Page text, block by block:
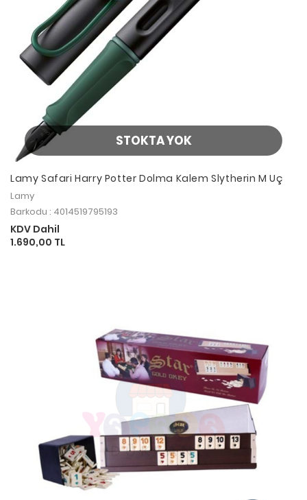
STOKTA YOK
Lamy Safari Harry Potter Dolma Kalem Slytherin M Uç
Lamy
Barkodu : 4014519795193
KDV Dahil
1.690,00 TL